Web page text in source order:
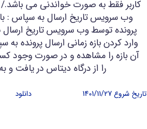
وب سرویس تاریخ ارسال به سپاس :
پرونده توسط وب سرویس تاریخ ارسال
وارد کردن بازه زمانی ارسال پرونده
آن بازه را مشاهده و در صورت وجود
را از درگاه دیتاس در یافت و
تاریخ شروع 1401/11/27 دانلود